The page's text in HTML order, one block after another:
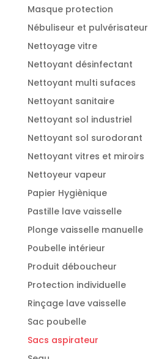
Masque protection
Nébuliseur et pulvérisateur
Nettoyage vitre
Nettoyant désinfectant
Nettoyant multi sufaces
Nettoyant sanitaire
Nettoyant sol industriel
Nettoyant sol surodorant
Nettoyant vitres et miroirs
Nettoyeur vapeur
Papier Hygiènique
Pastille lave vaisselle
Plonge vaisselle manuelle
Poubelle intérieur
Produit déboucheur
Protection individuelle
Rinçage lave vaisselle
Sac poubelle
Sacs aspirateur